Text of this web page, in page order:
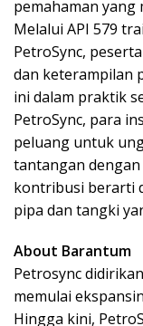
pemahaman yang
Melalui API 579
PetroSync,
dan keterampilan
ini dalam praktik
PetroSync, para
peluang untuk
tantangan
kontribusi berarti
pipa dan tangki
About Barantum
Petrosync
memulai
Hingga kini,